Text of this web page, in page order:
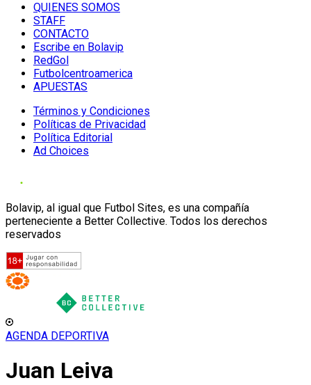
QUIENES SOMOS
STAFF
CONTACTO
Escribe en Bolavip
RedGol
Futbolcentroamerica
APUESTAS
Términos y Condiciones
Políticas de Privacidad
Política Editorial
Ad Choices
Bolavip, al igual que Futbol Sites, es una compañía
perteneciente a Better Collective. Todos los derechos
reservados
AGENDA DEPORTIVA
Juan Leiva